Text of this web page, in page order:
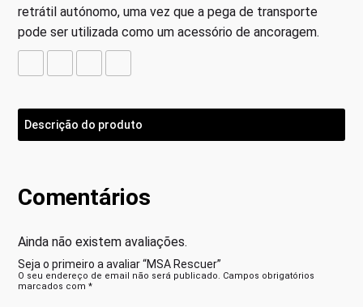
retrátil autónomo, uma vez que a pega de transporte
pode ser utilizada como um acessório de ancoragem.
Descrição do produto
Comentários
Ainda não existem avaliações.
Seja o primeiro a avaliar “MSA Rescuer”
O seu endereço de email não será publicado. Campos obrigatórios
marcados com*